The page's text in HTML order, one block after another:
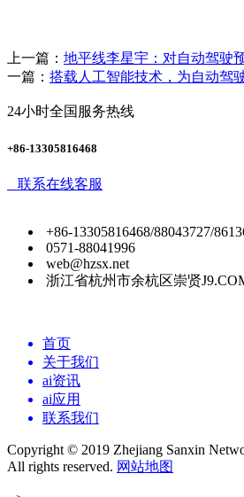
上一篇： 地平线李星宇：对自动驾驶
一篇： 搭载人工智能技术，为自动驾
24小时全国服务热线
+86-13305816468
联系在线客服
+86-13305816468/88043727/
0571-88041996
web@hzsx.net
浙江省杭州市余杭区崇贤
首页
关于我们
ai资讯
ai应用
联系我们
Copyright © 2019 Zhejiang Sanxin
All rights reserved. 网站地图